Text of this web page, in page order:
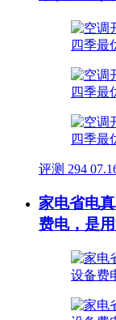
评测 294
家电省电
费电，是